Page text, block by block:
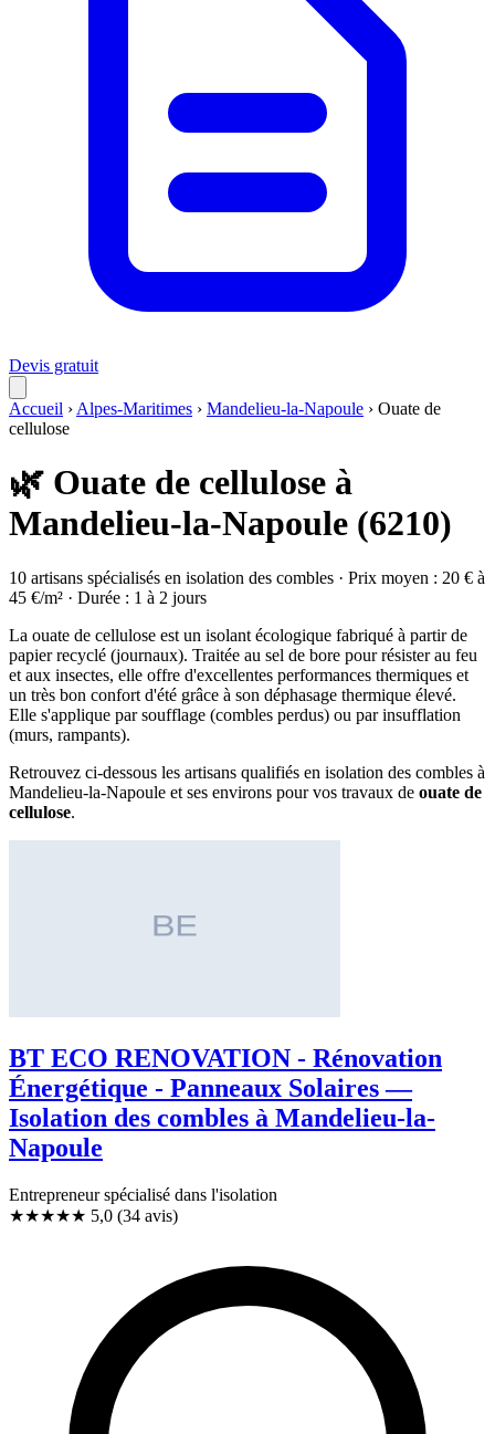
Devis gratuit
Accueil › Alpes-Maritimes › Mandelieu-la-Napoule › Ouate de
cellulose
🌿 Ouate de cellulose à
Mandelieu-la-Napoule (6210)
10 artisans spécialisés en isolation des combles · Prix moyen : 20 € à
45 €/m² · Durée : 1 à 2 jours
La ouate de cellulose est un isolant écologique fabriqué à partir de
papier recyclé (journaux). Traitée au sel de bore pour résister au feu
et aux insectes, elle offre d'excellentes performances thermiques et
un très bon confort d'été grâce à son déphasage thermique élevé.
Elle s'applique par soufflage (combles perdus) ou par insufflation
(murs, rampants).
Retrouvez ci-dessous les artisans qualifiés en isolation des combles à
Mandelieu-la-Napoule et ses environs pour vos travaux de ouate de
cellulose.
BT ECO RENOVATION - Rénovation
Énergétique - Panneaux Solaires —
Isolation des combles à Mandelieu-la-
Napoule
Entrepreneur spécialisé dans l'isolation
★★★★★ 5,0 (34 avis)